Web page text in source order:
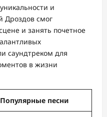
и
Дроздов смог
и занять почетное
саундтреком для
в жизни
Популярные песни